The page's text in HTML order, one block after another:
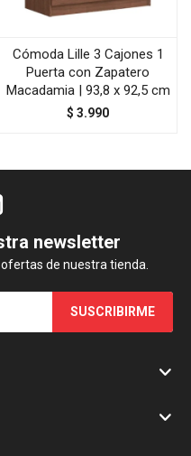
Cómoda Lille 3 Cajones 1
Puerta con Zapatero
Macadamia | 93,8 x 92,5 cm
$ 3.990
newsletter
de nuestra tienda.
SUSCRIBIRME